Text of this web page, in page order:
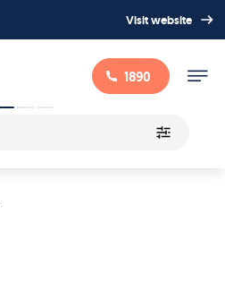
Visit website
1890